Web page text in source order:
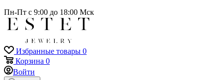
Пн-Пт с 9:00 до 18:00 Мск
Избранные товары 0
Корзина 0
Войти